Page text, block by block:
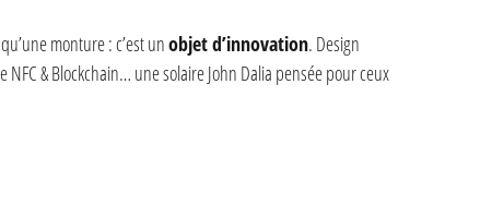
monture : c’est unobjet d’innovation. Design
& Blockchain… une solaire John Dalia pensée pour ceux